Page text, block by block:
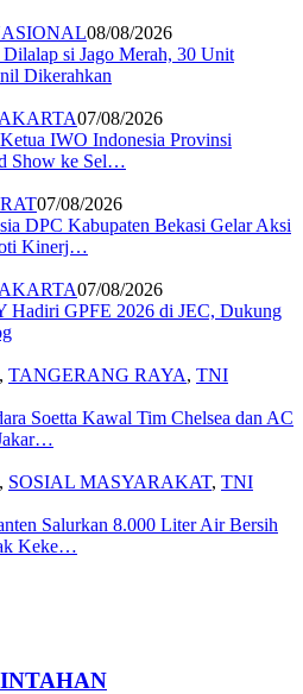
08/08/2026
si Jago Merah, 30 Unit
Dikerahkan
07/08/2026
IWO Indonesia Provinsi
Show ke Sel…
07/08/2026
DPC Kabupaten Bekasi Gelar Aksi
Kinerj…
07/08/2026
GPFE 2026 di JEC, Dukung
, TANGERANG RAYA, TNI
Soetta Kawal Tim Chelsea dan AC
, SOSIAL MASYARAKAT, TNI
Salurkan 8.000 Liter Air Bersih
Keke…